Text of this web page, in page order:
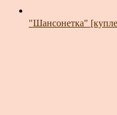
"Шансонетка"